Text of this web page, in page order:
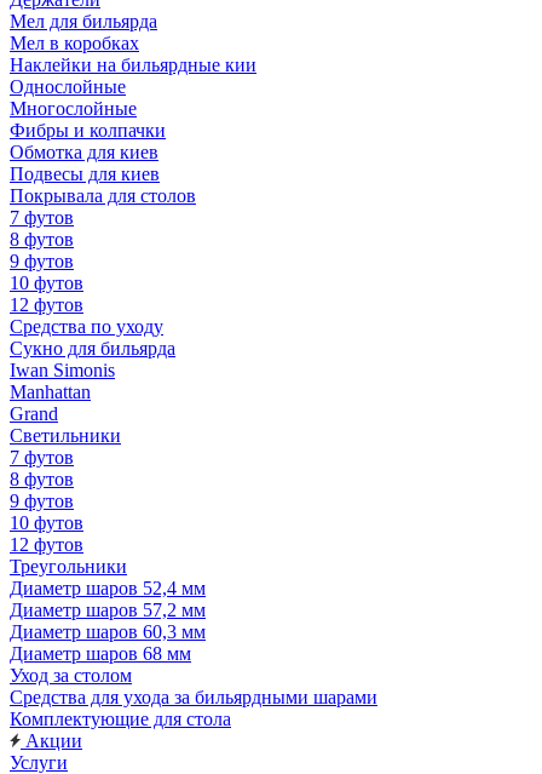
Мел для бильярда
Мел в коробках
Наклейки на бильярдные кии
Однослойные
Многослойные
Фибры и колпачки
Обмотка для киев
Подвесы для киев
Покрывала для столов
7 футов
8 футов
9 футов
10 футов
12 футов
Средства по уходу
Сукно для бильярда
Iwan Simonis
Manhattan
Grand
Светильники
7 футов
8 футов
9 футов
10 футов
12 футов
Треугольники
Диаметр шаров 52,4 мм
Диаметр шаров 57,2 мм
Диаметр шаров 60,3 мм
Диаметр шаров 68 мм
Уход за столом
Средства для ухода за бильярдными шарами
Комплектующие для стола
Акции
Услуги